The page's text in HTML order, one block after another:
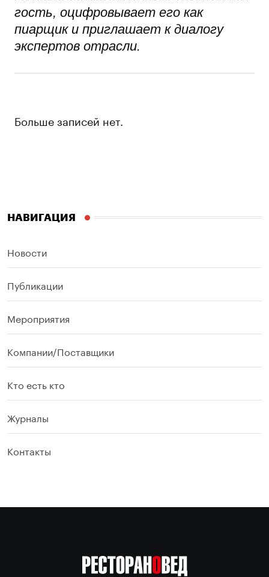
гость, оцифровывает его как
пиарщик и приглашает к диалогу
экспертов отрасли.
Больше записей нет.
НАВИГАЦИЯ
Новости
Публикации
Мероприятия
Компании/Поставщики
Кто есть кто
Журналы
Контакты